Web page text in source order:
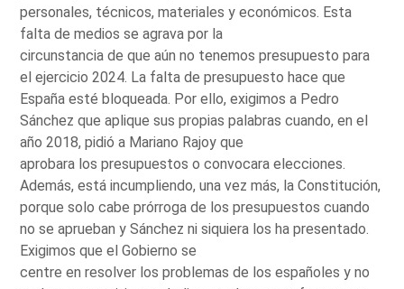
personales, técnicos, materiales y económicos. Esta
falta de medios se agrava por la
circunstancia de que aún no tenemos presupuesto para
el ejercicio 2024. La falta de presupuesto hace que
España esté bloqueada. Por ello, exigimos a Pedro
Sánchez que aplique sus propias palabras cuando, en el
año 2018, pidió a Mariano Rajoy que
aprobara los presupuestos o convocara elecciones.
Además, está incumpliendo, una vez más, la Constitución,
porque solo cabe prórroga de los presupuestos cuando
no se aprueban y Sánchez ni siquiera los ha presentado.
Exigimos que el Gobierno se
centre en resolver los problemas de los españoles y no